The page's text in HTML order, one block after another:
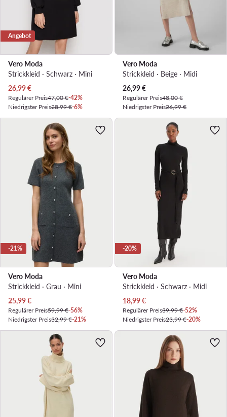
Angebot
Vero Moda
Strickkleid · Schwarz · Mini
Aktueller Preis
26,99€
Regulärer Preis47,00 €-42%
Niedrigster Preis28,99 €-6%
Vero Moda
Strickkleid · Beige · Midi
Aktueller Preis
26,99€
Regulärer Preis48,00 €
Niedrigster Preis26,99 €
-21%
Vero Moda
Strickkleid · Grau · Mini
Aktueller Preis
25,99€
Regulärer Preis59,99 €-56%
Niedrigster Preis32,99 €-21%
-20%
Vero Moda
Strickkleid · Schwarz · Midi
Aktueller Preis
18,99€
Regulärer Preis39,99 €-52%
Niedrigster Preis23,99 €-20%